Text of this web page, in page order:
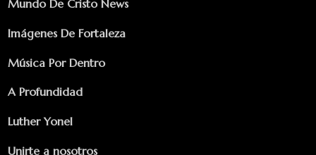
Mundo De Cristo News
Imágenes De Fortaleza
Música Por Dentro
A Profundidad
Luther Yonel
Unirte a nosotros